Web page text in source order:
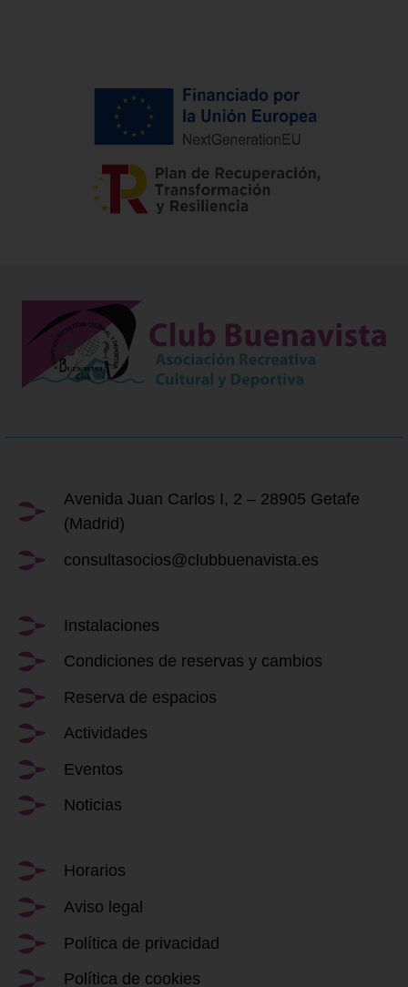
Avenida Juan Carlos I, 2 – 28905 Getafe
(Madrid)
consultasocios@clubbuenavista.es
Instalaciones
Condiciones de reservas y cambios
Reserva de espacios
Actividades
Eventos
Noticias
Horarios
Aviso legal
Política de privacidad
Política de cookies